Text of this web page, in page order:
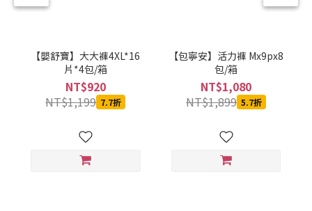
【嬰舒寶】大大褲4XL*16
片*4包/箱
NT$920
NT$1,199 7.7折
【包寧安】活力褲 Mx9px8
包/箱
NT$1,080
NT$1,899 5.7折